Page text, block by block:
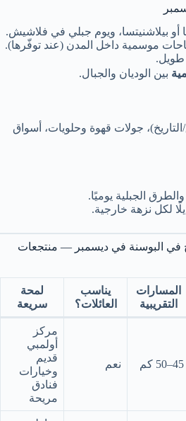
أو بيلاشنيتسا، ويوم جبلي في فلاشيش.
موسمية داخل المدن (عند توفّرها).
بين الوديان والجبال.
جولات قهوة وحلويات، أسواق
الجبلية يوميًا.
لكل نزهة خارجية.
في البوسنة في ديسمبر — منتجعات
المسارات
التقريبية
يناسب
العائلات؟
لمحة
سريعة
45–50 كم نعم
مركز
أولمبي
قديم
وخيارات
فنادق
مريحة